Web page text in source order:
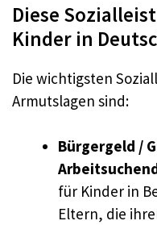
Diese
Kinder in
Die wichtigsten
Armutslagen sind:
Bürgergeld /
für Kinder in
Eltern, die